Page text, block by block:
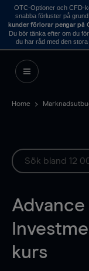
OTC-Optioner och CFD-
snabba förluster på
kunder förlorar pengar på
Du bör tänka efter om du
du har råd med den
Home
kurs